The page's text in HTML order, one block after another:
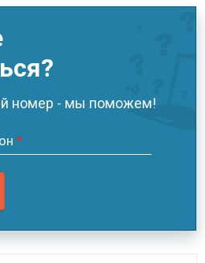
номер - мы поможем!
*